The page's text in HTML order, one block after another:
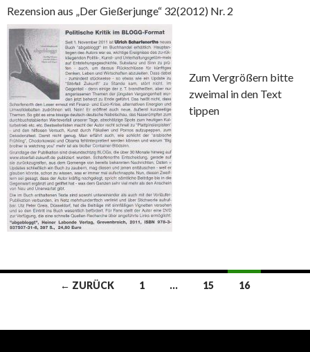
Rezension aus „Der Gießerjunge“ 32(2012) Nr. 2
Zum Vergrößern bitte
zweimal in den Text
tippen
Beitrags-← ZURÜCK 1 … 15 16